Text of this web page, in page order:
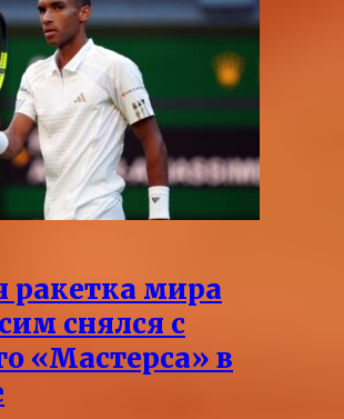
ракетка мира
снялся с
«Мастерса» в